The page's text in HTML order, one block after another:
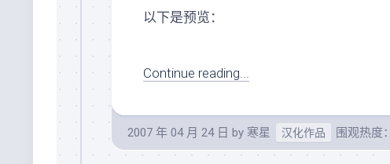
以下是预览：
Continue reading...
2007 年 04 月 24 日 by 寒星 汉化作品 围观热度